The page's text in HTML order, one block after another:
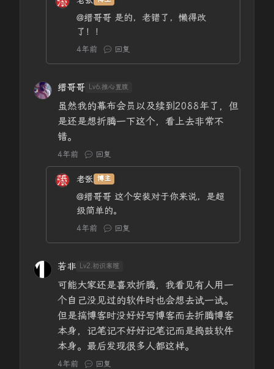
@缙哥哥 是的，老错了，懒得改
了！！
4年前 回复
缙哥哥 Lv6.推心置腹
虽然我的幕布会员以及续到2088年了，但
是还是想折腾一下这个，看上去非常不
错。
4年前 回复
老张 博主
@缙哥哥 这个安装对于你来说，是超
级简单的。
4年前 回复
若非 Lv2.初识寒暄
可能大家还是喜欢折腾，我看见有人用一
个自己没见过的软件时也会想去试一试。
但是搞博客时没好好写博客而去折腾博客
本身，记笔记不好好记笔记而是捣鼓软件
本身。最后发现很多人都这样。
4年前 回复